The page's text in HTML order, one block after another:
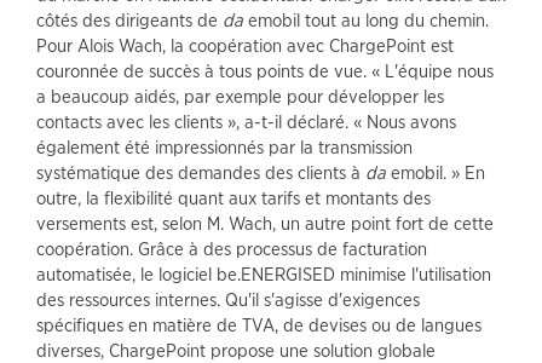
côtés des dirigeants de da emobil tout au long du chemin.
Pour Alois Wach, la coopération avec ChargePoint est
couronnée de succès à tous points de vue. « L'équipe nous
a beaucoup aidés, par exemple pour développer les
contacts avec les clients », a-t-il déclaré. « Nous avons
également été impressionnés par la transmission
systématique des demandes des clients à da emobil. » En
outre, la flexibilité quant aux tarifs et montants des
versements est, selon M. Wach, un autre point fort de cette
coopération. Grâce à des processus de facturation
automatisée, le logiciel be.ENERGISED minimise l'utilisation
des ressources internes. Qu'il s'agisse d'exigences
spécifiques en matière de TVA, de devises ou de langues
diverses, ChargePoint propose une solution globale